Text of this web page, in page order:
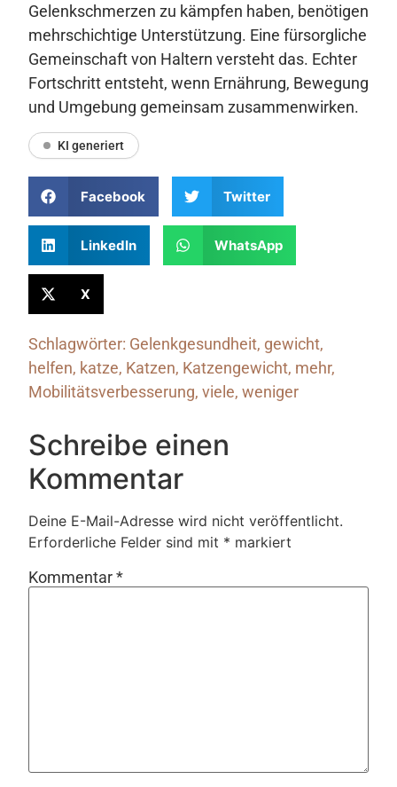
Gelenkschmerzen zu kämpfen haben, benötigen
mehrschichtige Unterstützung. Eine fürsorgliche
Gemeinschaft von Haltern versteht das. Echter
Fortschritt entsteht, wenn Ernährung, Bewegung
und Umgebung gemeinsam zusammenwirken.
KI generiert
Facebook Twitter
LinkedIn WhatsApp
X
Schlagwörter: Gelenkgesundheit, gewicht,
helfen, katze, Katzen, Katzengewicht, mehr,
Mobilitätsverbesserung, viele, weniger
Schreibe einen
Kommentar
Deine E-Mail-Adresse wird nicht veröffentlicht.
Erforderliche Felder sind mit * markiert
Kommentar*